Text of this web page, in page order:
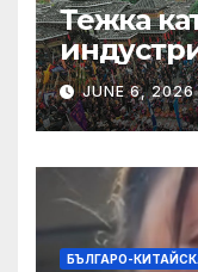
Тежка
алианс
JUNE 6, 2026
БЪЛГАРО-